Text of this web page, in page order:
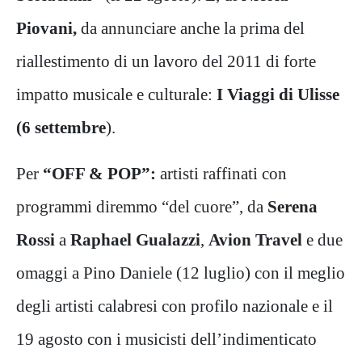
Piovani, da annunciare anche la prima del
riallestimento di un lavoro del 2011 di forte
impatto musicale e culturale: I Viaggi di Ulisse
(6 settembre).
Per “OFF & POP”: artisti raffinati con
programmi diremmo “del cuore”, da Serena
Rossi a Raphael Gualazzi Avion Travel e due
omaggi a Pino Daniele (12 luglio) con il meglio
degli artisti calabresi con profilo nazionale e il
19 agosto con i musicisti dell’indimenticato